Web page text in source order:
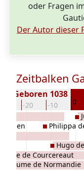
oder Fragen
Der Autor dieser
Zeitbalken
-20 -10 0
Geboren 1038
Rouen
de Courcereaut
de Normandie
Philippa
Hugo